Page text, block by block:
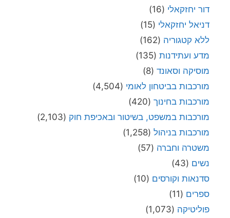
דור יחזקאלי (16)
דניאל יחזקאלי (15)
ללא קטגוריה (162)
מדע ועתידנות (135)
מוסיקה וסאונד (8)
מורכבות בביטחון לאומי (4,504)
מורכבות בחינוך (420)
מורכבות במשפט, בשיטור ובאכיפת חוק (2,103)
מורכבות בניהול (1,258)
משטרה וחברה (57)
נשים (43)
סדנאות וקורסים (10)
ספרים (11)
פוליטיקה (1,073)